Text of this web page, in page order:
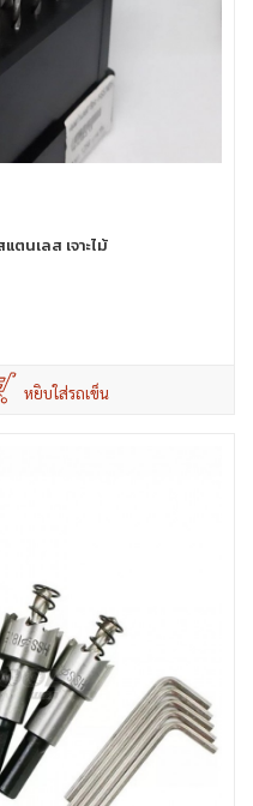
ตนเลส เจาะไม้
หยิบใส่รถเข็น